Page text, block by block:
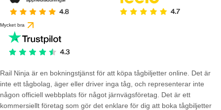
Mycket bra
Rail Ninja är en bokningstjänst för att köpa tågbiljetter online. Det är
inte ett tågbolag, äger eller driver inga tåg, och representerar inte
någon officiell webbplats för något järnvägsföretag. Det är ett
kommersiellt företag som gör det enklare för dig att boka tågbiljetter